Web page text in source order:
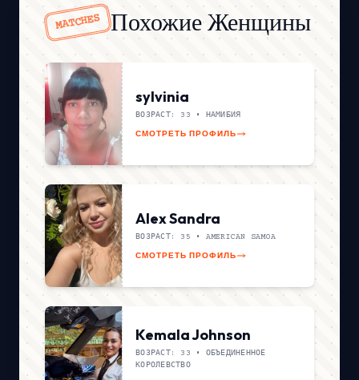
MATCHES Похожие Женщины
sylvinia
ВОЗРАСТ: 33 • НАМИБИЯ
СМОТРЕТЬ ПРОФИЛЬ
Alex Sandra
ВОЗРАСТ: 35 • AMERICAN SAMOA
СМОТРЕТЬ ПРОФИЛЬ
Kemala Johnson
ВОЗРАСТ: 33 • ОБЪЕДИНЕННОЕ
КОРОЛЕВСТВО